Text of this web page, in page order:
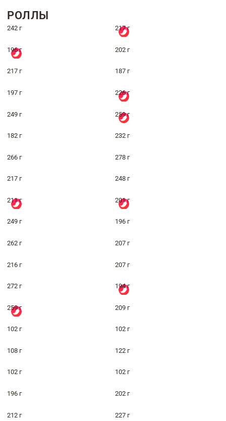
РОЛЛЫ
242 г 217 г
196 г 202 г
217 г 187 г
197 г 226 г
249 г 259 г
182 г 232 г
266 г 278 г
217 г 248 г
211 г 201 г
249 г 196 г
262 г 207 г
216 г 207 г
272 г 194 г
259 г 209 г
102 г 102 г
108 г 122 г
102 г 102 г
196 г 202 г
212 г 227 г